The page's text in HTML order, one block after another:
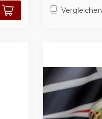
Vergleichen